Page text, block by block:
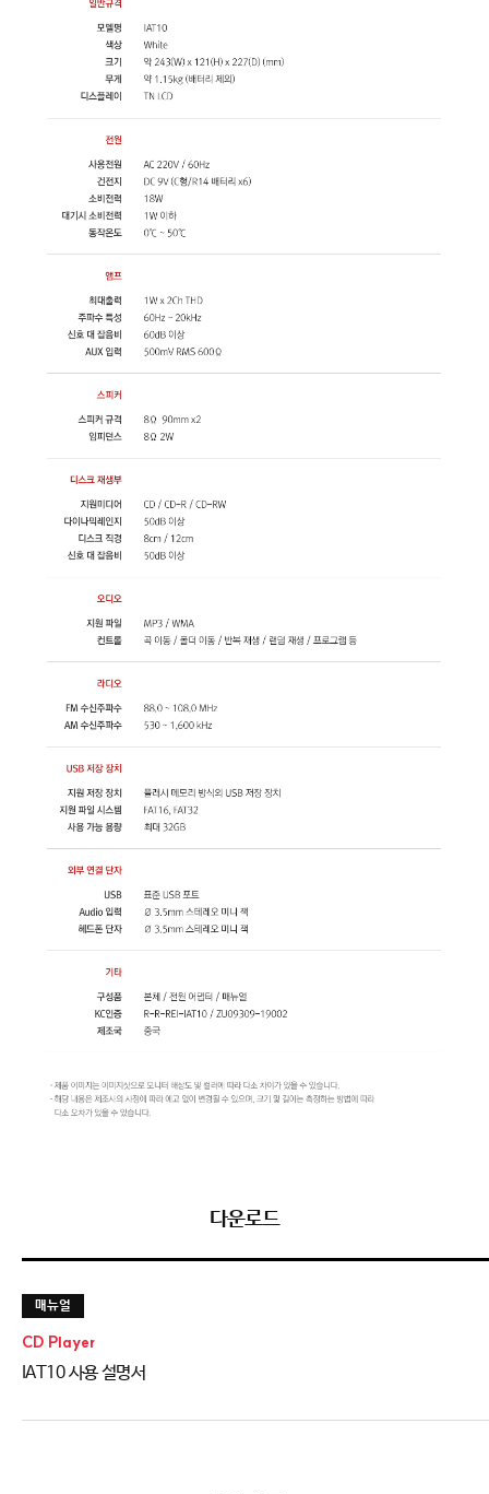
다운로드
매뉴얼
CD Player
IAT10 사용 설명서